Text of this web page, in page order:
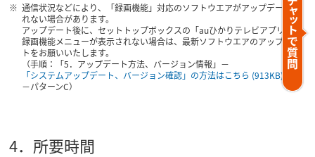
通信状況などにより、「録画機能」対応のソフトウエアがアップデートさ
れない場合があります。
アップデート後に、セットトップボックスの「auひかりテレビアプリ」に
録画機能メニューが表示されない場合は、最新ソフトウエアのアップデー
トをお願いいたします。
（手順：「5．アップデート方法、バージョン情報」－
「システムアップデート、バージョン確認」の方法はこちら (913KB)
－パターンC）
4．所要時間